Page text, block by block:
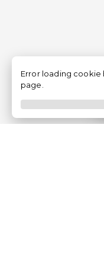
Error loading cookie
page.